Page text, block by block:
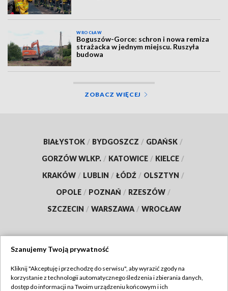
WROCŁAW
Boguszów-Gorce: schron i nowa remiza
strażacka w jednym miejscu. Ruszyła
budowa
ZOBACZ WIĘCEJ
BIAŁYSTOK / BYDGOSZCZ / GDAŃSK /
GORZÓW WLKP. / KATOWICE / KIELCE /
KRAKÓW / LUBLIN / ŁÓDŹ / OLSZTYN /
OPOLE / POZNAŃ / RZESZÓW /
SZCZECIN / WARSZAWA / WROCŁAW
TVP
Szanujemy Twoją prywatność
Kliknij "Akceptuję i przechodzę do serwisu", aby wyrazić zgody na
korzystanie z technologii automatycznego śledzenia i zbierania danych,
dostęp do informacji na Twoim urządzeniu końcowym i ich